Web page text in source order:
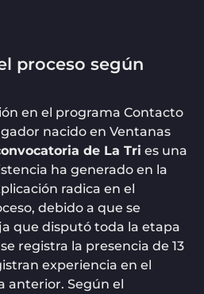
proceso según
en el programa Contacto
nacido en Ventanas
de La Tri es una
ha generado en la
radica en el
debido a que se
que disputó toda la etapa
registra la presencia de 13
experiencia en el
anterior. Según el